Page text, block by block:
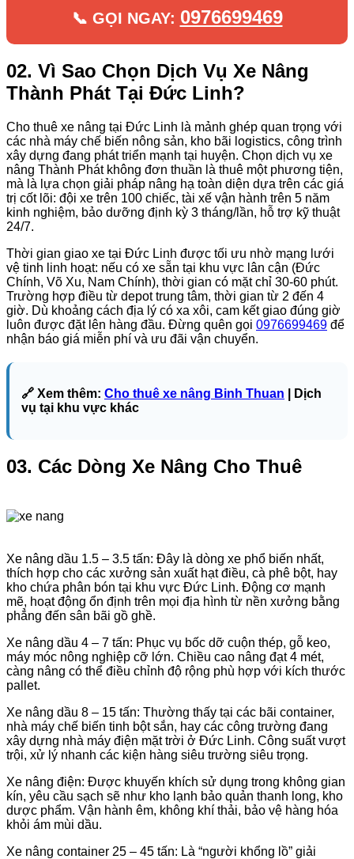
📞 GỌI NGAY: 0976699469
02. Vì Sao Chọn Dịch Vụ Xe Nâng
Thành Phát Tại Đức Linh?
Cho thuê xe nâng tại Đức Linh là mảnh ghép quan trọng với
các nhà máy chế biến nông sản, kho bãi logistics, công trình
xây dựng đang phát triển mạnh tại huyện. Chọn dịch vụ xe
nâng Thành Phát không đơn thuần là thuê một phương tiện,
mà là lựa chọn giải pháp nâng hạ toàn diện dựa trên các giá
trị cốt lõi: đội xe trên 100 chiếc, tài xế vận hành trên 5 năm
kinh nghiệm, bảo dưỡng định kỳ 3 tháng/lần, hỗ trợ kỹ thuật
24/7.
Thời gian giao xe tại Đức Linh được tối ưu nhờ mạng lưới
vệ tinh linh hoạt: nếu có xe sẵn tại khu vực lân cận (Đức
Chính, Võ Xu, Nam Chính), thời gian có mặt chỉ 30-60 phút.
Trường hợp điều từ depot trung tâm, thời gian từ 2 đến 4
giờ. Dù khoảng cách địa lý có xa xôi, cam kết giao đúng giờ
luôn được đặt lên hàng đầu. Đừng quên gọi 0976699469 để
nhận báo giá miễn phí và ưu đãi vận chuyển.
🔗 Xem thêm: Cho thuê xe nâng Binh Thuan | Dịch
vụ tại khu vực khác
03. Các Dòng Xe Nâng Cho Thuê
Xe nâng dầu 1.5 – 3.5 tấn: Đây là dòng xe phổ biến nhất,
thích hợp cho các xưởng sản xuất hạt điều, cà phê bột, hay
kho chứa phân bón tại khu vực Đức Linh. Động cơ mạnh
mẽ, hoạt động ổn định trên mọi địa hình từ nền xưởng bằng
phẳng đến sân bãi gồ ghề.
Xe nâng dầu 4 – 7 tấn: Phục vụ bốc dỡ cuộn thép, gỗ keo,
máy móc nông nghiệp cỡ lớn. Chiều cao nâng đạt 4 mét,
càng nâng có thể điều chỉnh độ rộng phù hợp với kích thước
pallet.
Xe nâng dầu 8 – 15 tấn: Thường thấy tại các bãi container,
nhà máy chế biến tinh bột sắn, hay các công trường đang
xây dựng nhà máy điện mặt trời ở Đức Linh. Công suất vượt
trội, xử lý nhanh các kiện hàng siêu trường siêu trọng.
Xe nâng điện: Được khuyến khích sử dụng trong không gian
kín, yêu cầu sạch sẽ như kho lạnh bảo quản thanh long, kho
dược phẩm. Vận hành êm, không khí thải, bảo vệ hàng hóa
khỏi ám mùi dầu.
Xe nâng container 25 – 45 tấn: Là “người khổng lồ” giải